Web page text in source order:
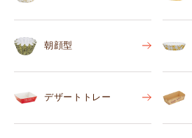
朝顔型
デザートトレー